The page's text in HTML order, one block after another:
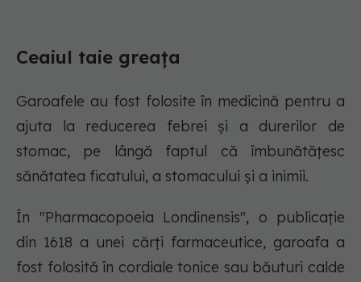
Ceaiul taie greața
Garoafele au fost folosite în medicină pentru a
ajuta la reducerea febrei și a durerilor de
stomac, pe lângă faptul că îmbunătățesc
sănătatea ficatului, a stomacului și a inimii.
În "Pharmacopoeia Londinensis", o publicație
din 1618 a unei cărți farmaceutice, garoafa a
fost folosită în cordiale tonice sau băuturi calde